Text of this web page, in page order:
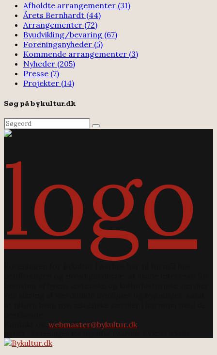
Afholdte arrangementer (31)
Årets Bernhardt (44)
Arrangementer (72)
Byudvikling/bevaring (67)
Foreningsnyheder (5)
Kommende arrangementer (3)
Nyheder (205)
Presse (7)
Projekter (14)
Søg på bykultur.dk
Search
for:
Search
webmaster@bykultur.dk